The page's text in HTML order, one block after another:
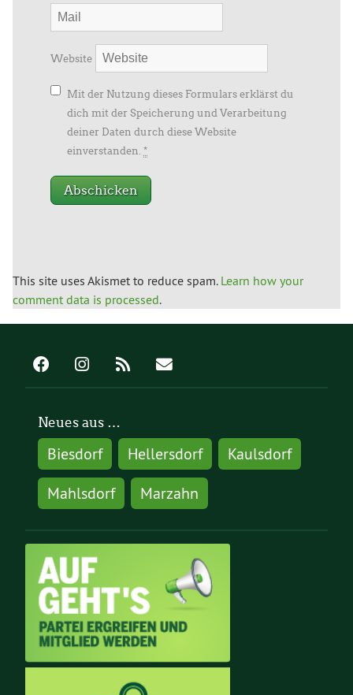
Website
Mit der Nutzung dieses Formulars erklärst du
dich mit der Speicherung und Verarbeitung
deiner Daten durch diese Website
einverstanden. *
This site uses Akismet to reduce spam. Learn how your
comment data is processed.
Neues aus …
Biesdorf Hellersdorf
Kaulsdorf
Mahlsdorf
Marzahn